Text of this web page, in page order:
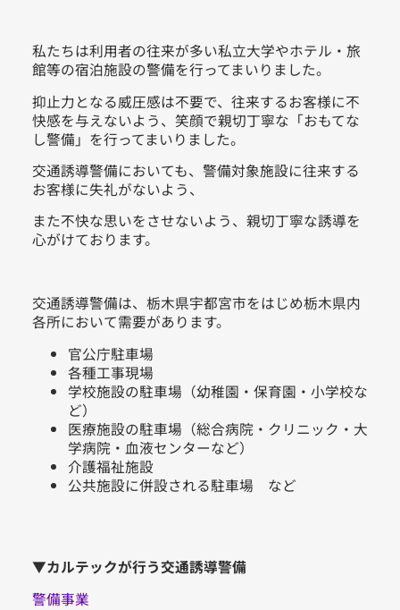
私たちは利用者の往来が多い私立大学やホテル・旅
館等の宿泊施設の警備を行ってまいりました。
抑止力となる威圧感は不要で、往来するお客様に不
快感を与えないよう、笑顔で親切丁寧な「おもてな
し警備」を行ってまいりました。
交通誘導警備においても、警備対象施設に往来する
お客様に失礼がないよう、
また不快な思いをさせないよう、親切丁寧な誘導を
心がけております。
交通誘導警備は、栃木県宇都宮市をはじめ栃木県内
各所において需要があります。
官公庁駐車場
各種工事現場
学校施設の駐車場（幼稚園・保育園・小学校な
ど）
医療施設の駐車場（総合病院・クリニック・大
学病院・血液センターなど）
介護福祉施設
公共施設に併設される駐車場 など
▼カルテックが行う交通誘導警備
警備事業